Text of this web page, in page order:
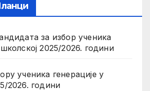
за избор ученика
2025/2026. години
ученика генерације у
2026. години